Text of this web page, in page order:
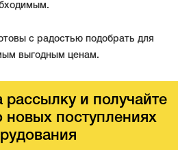
с радостью подобрать для
выгодным ценам.
и получайте
поступлениях